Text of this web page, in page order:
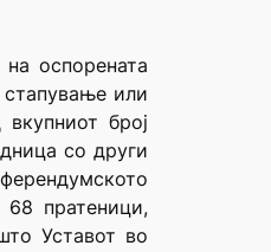
оспорената
стапување или
број
со други
пратеници,
Уставот во